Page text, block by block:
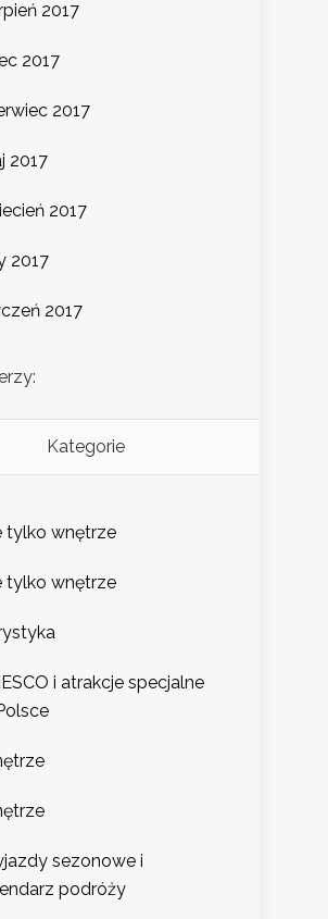
2017
2017
2017
2017
2017
2017
2017
Kategorie
tylko wnętrze
tylko wnętrze
i atrakcje specjalne
sezonowe i
podróży